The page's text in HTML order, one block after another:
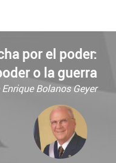
por el poder:
o la guerra
Enrique Bolanos Geyer